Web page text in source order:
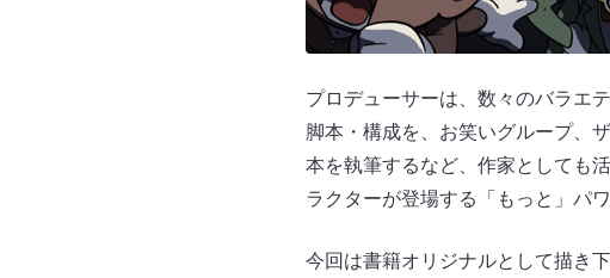
プロデューサーは、数々のバラエ
脚本・構成を、お笑いグループ、
本を執筆するなど、作家としても
ラクターが登場する「もっと」パ
今回は書籍オリジナルとして描き